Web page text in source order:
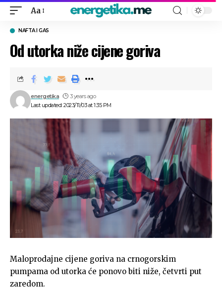
Aa
NAFTA I GAS
Od utorka niže cijene goriva
Last updated: 2023/11/03 at 1:35 PM
energetika 3 years ago
Maloprodajne cijene goriva na crnogorskim
pumpama od utorka će ponovo biti niže, četvrti put
zaredom.